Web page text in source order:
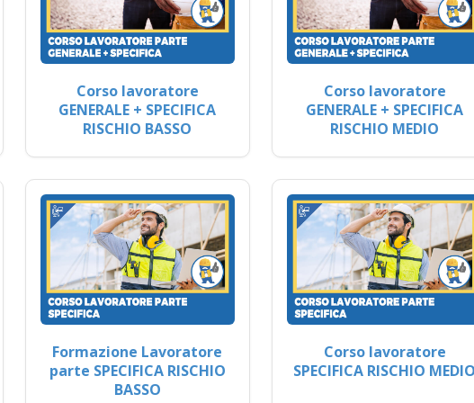
Corso lavoratore
GENERALE + SPECIFICA
RISCHIO BASSO
Corso lavoratore
GENERALE + SPECIFICA
RISCHIO MEDIO
Formazione Lavoratore
parte SPECIFICA RISCHIO
BASSO
Corso lavoratore
SPECIFICA RISCHIO